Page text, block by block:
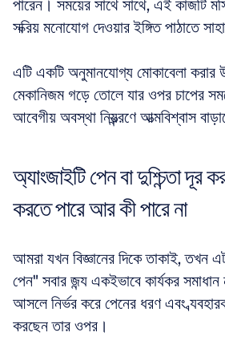
পারেন। সময়ের সাথে সাথে, এই কাজটি
সক্রিয় মনোযোগ দেওয়ার ইঙ্গিত পাঠাতে
এটি একটি অনুমানযোগ্য মোকাবেলা করার
মেকানিজম গড়ে তোলে যার ওপর চাপের
আবেগীয় অবস্থা নিয়ন্ত্রণে আত্মবিশ্বাস
অ্যাংজাইটি পেন বা দুশ্চিন্তা দূর
করতে পারে আর কী পারে না
আমরা যখন বিজ্ঞানের দিকে তাকাই, তখন
পেন" সবার জন্য একইভাবে কার্যকর
আসলে নির্ভর করে পেনের ধরণ এবং
করছেন তার ওপর।